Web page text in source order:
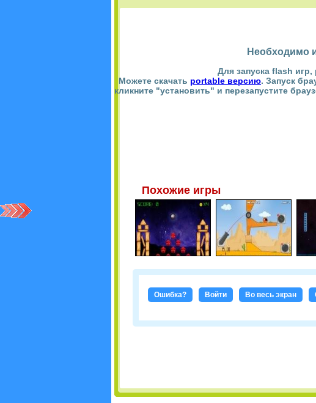
Необходимо
Для запуска flash
Можете скачать portable версию. Запуск
кликните "установить" и перезапустите
Похожие игры
Ошибка? Войти Во весь экран